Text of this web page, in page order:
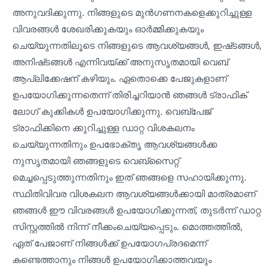
അനുവദിക്കുന്നു. നിങ്ങളുടെ മുൻ‌ഗണനകളെക്കുറിച്ചുള്ള
വിവരങ്ങൾ‌ ശേഖരിക്കുകയും ഓർമ്മിക്കുകയും
ചെയ്യുന്നതിലൂടെ നിങ്ങളുടെ ആവശ്യങ്ങൾ‌, ഇഷ്‌ടങ്ങൾ‌,
അനിഷ്‌ടങ്ങൾ‌ എന്നിവയ്‌ക്ക് അനുസൃതമായി വെബ്
ആപ്ലിക്കേഷന് കഴിയും. ഏതൊക്കെ പേജുകളാണ്
ഉപയോഗിക്കുന്നതെന്ന് തിരിച്ചറിയാൻ ഞങ്ങൾ ട്രാഫിക്
ലോഗ് കുക്കികൾ ഉപയോഗിക്കുന്നു. വെബ്‌പേജ്
ട്രാഫിക്കിനെ ക്കുറിച്ചുള്ള ഡാറ്റ വിശകലനം
ചെയ്യുന്നതിനും ഉപഭോക്തൃ ആവശ്യങ്ങൾക്ക
നുസൃതമായി ഞങ്ങളുടെ വെബ്‌സൈറ്റ്
മെച്ചപ്പെടുത്തുന്നതിനും ഇത് ഞങ്ങളെ സഹായിക്കുന്നു.
സ്ഥിതിവിവര വിശകലന ആവശ്യങ്ങൾക്കായി മാത്രമാണ്
ഞങ്ങൾ ഈ വിവരങ്ങൾ ഉപയോഗിക്കുന്നത്, തുടർന്ന് ഡാറ്റ
സിസ്റ്റത്തിൽ നിന്ന് നീക്കംചെയ്യപ്പെടും. മൊത്തത്തിൽ,
ഏത് പേജാണ് നിങ്ങൾക്ക് ഉപയോഗപ്രദമെന്ന്
കണ്ടെത്താനും നിങ്ങൾ ഉപയോഗിക്കാത്തവയും